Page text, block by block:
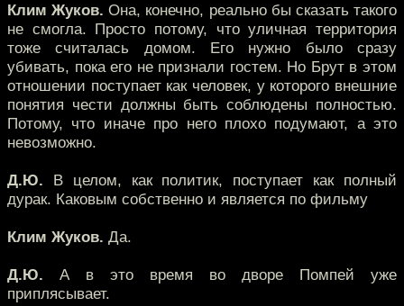
Клим Жуков. Она, конечно, реально бы сказать такого
не смогла. Просто потому, что уличная территория
тоже считалась домом. Его нужно было сразу
убивать, пока его не признали гостем. Но Брут в этом
отношении поступает как человек, у которого внешние
понятия чести должны быть соблюдены полностью.
Потому, что иначе про него плохо подумают, а это
невозможно.
Д.Ю. В целом, как политик, поступает как полный
дурак. Каковым собственно и является по фильму
Клим Жуков. Да.
Д.Ю. А в это время во дворе Помпей уже
приплясывает.